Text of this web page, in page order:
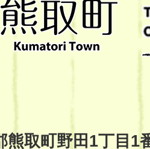
熊取町野田1丁目1